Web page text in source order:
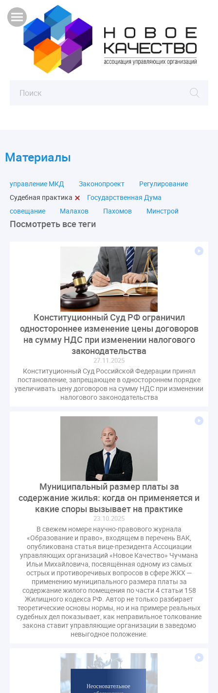
Материалы
управление МКД Законопроект
Регулирование
Судебная практика
Государственная Дума
совещание
Малахов Пахомов
Минстрой
ЛикбезЖКХ
ЖКХ
Строительная неделя
лицензирование
Верховный суд
МКД
капремонт Вебинар
Комитет по строительству и ЖКХ
Малахов Конференция
Обсуждение
Пени за ЖКУ
Постановление Правительства РФ
ЖКУ
Новое качество
ОСС
Правила
задолженность граждан
ГОСТ
Мероприятия
Правительство РФ
исполнительная надпись
ВДГО
ВКГО
Персональные данные
Приказ
Сергей Пахомов
ЭкспертЖКХ
договор управления МКД
операторы связи
проверки
Интервью
государственная дума
общее имущество
проверки ЖКХ
саморегулирование
управляющие организации
Альберт Короленко
Госуслуги
ЖК РФ КоАП РФ
Почта России
Стандарты и качество
встреча
общее собрание собственников
ответственность
пени по жку
перерасчет платы
тарифы
теплоснабжение
штраф
ВОК
Всероссийское совещание
ГД
Госсовет
ЕИРЦ
Жилищная инспекция
Закон Хинштейна
Зарубежный опыт
Исследования
Казань
МВД
Минфин НДС
Общественная палата
Рабочая группа
СРО регулирование ГЖИ лицензирование надзор
Совет Федерации
вебинар
выставка ЖКХ
законопроект
Посмотреть все теги
Конституционный Суд РФ ограничил
одностороннее изменение цены договоров
на сумму НДС при изменении налогового
законодательства
27.11.2025
Конституционный Суд Российской Федерации принял
постановление, запрещающее в одностороннем порядке
увеличивать цену договоров на сумму НДС при изменении
налогового законодательства
Муниципальный размер платы за
содержание жилья: когда он применяется и
какие споры вызывает на практике
23.10.2025
В свежем номере научно-правового журнала
«Образование и право», входящем в перечень ВАК,
опубликована статья вице-президента Ассоциации
управляющих организаций «Новое Качество» Чучмана
Ильи Михайловича, посвящённая одному из самых
острых и противоречивых вопросов в сфере ЖКХ —
применению муниципального размера платы за
содержание жилого помещения по части 4 статьи 158
Жилищного кодекса РФ. Автор не только разбирает
теоретические основы нормы, но и на примере реальных
судебных дел показывает, как неправильное толкование
закона ставит управляющие организации в заведомо
невыгодное положение.